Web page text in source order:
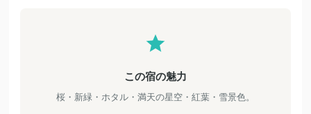
この宿の魅力
桜・新緑・ホタル・満天の星空・紅葉・雪景色。